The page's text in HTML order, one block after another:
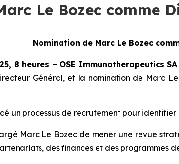
Le Bozec comme
Nomination de Marc Le Bozec
8 heures – OSE Immunotherapeutics SA
Général, et la nomination de Marc
un processus de recrutement pour
Marc Le Bozec de mener une revue
des finances et des programmes